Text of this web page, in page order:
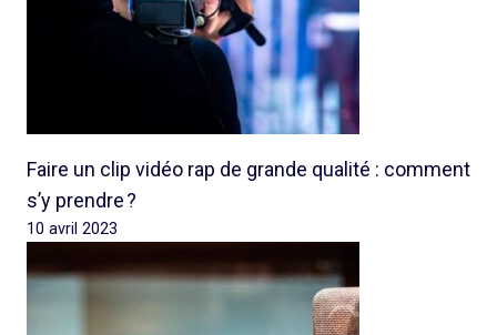
Faire un clip vidéo rap de grande qualité : comment
s’y prendre ?
10 avril 2023